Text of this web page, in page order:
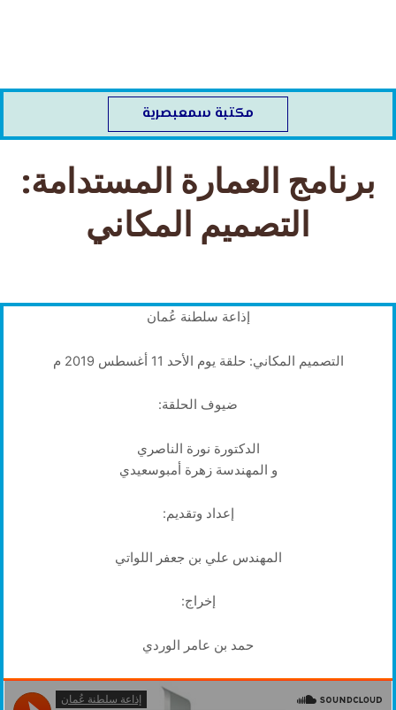
مكتبة سمعبصرية
برنامج العمارة المستدامة:
التصميم المكاني
إذاعة سلطنة عُمان
التصميم المكاني: حلقة يوم الأحد 11 أغسطس 2019 م
ضيوف الحلقة:
الدكتورة نورة الناصري
و المهندسة زهرة أمبوسعيدي
إعداد وتقديم:
المهندس علي بن جعفر اللواتي
إخراج:
حمد بن عامر الوردي